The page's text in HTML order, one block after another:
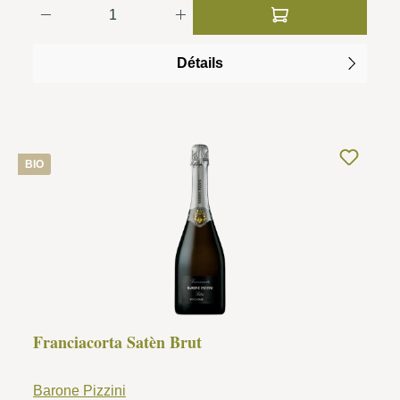
Quantité de produit : Entrez la quantité
Détails
BIO
Franciacorta Satèn Brut
Barone Pizzini